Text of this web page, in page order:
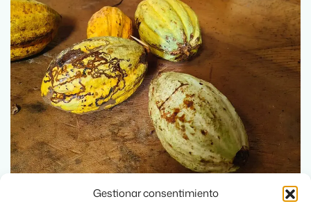
Gestionar consentimiento
Vive el Increíble Festival del Chocolate